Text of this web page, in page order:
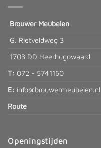
Brouwer Meubelen
G. Rietveldweg 3
1703 DD Heerhugowaard
T: 072 - 5741160
E: info@brouwermeubelen.nl
Route
Openingstijden